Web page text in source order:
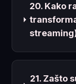
20. Kako
21. Zašto